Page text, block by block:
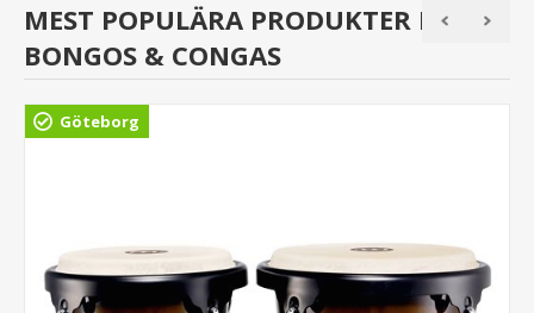
MEST POPULÄRA PRODUKTER I
BONGOS & CONGAS
Göteborg